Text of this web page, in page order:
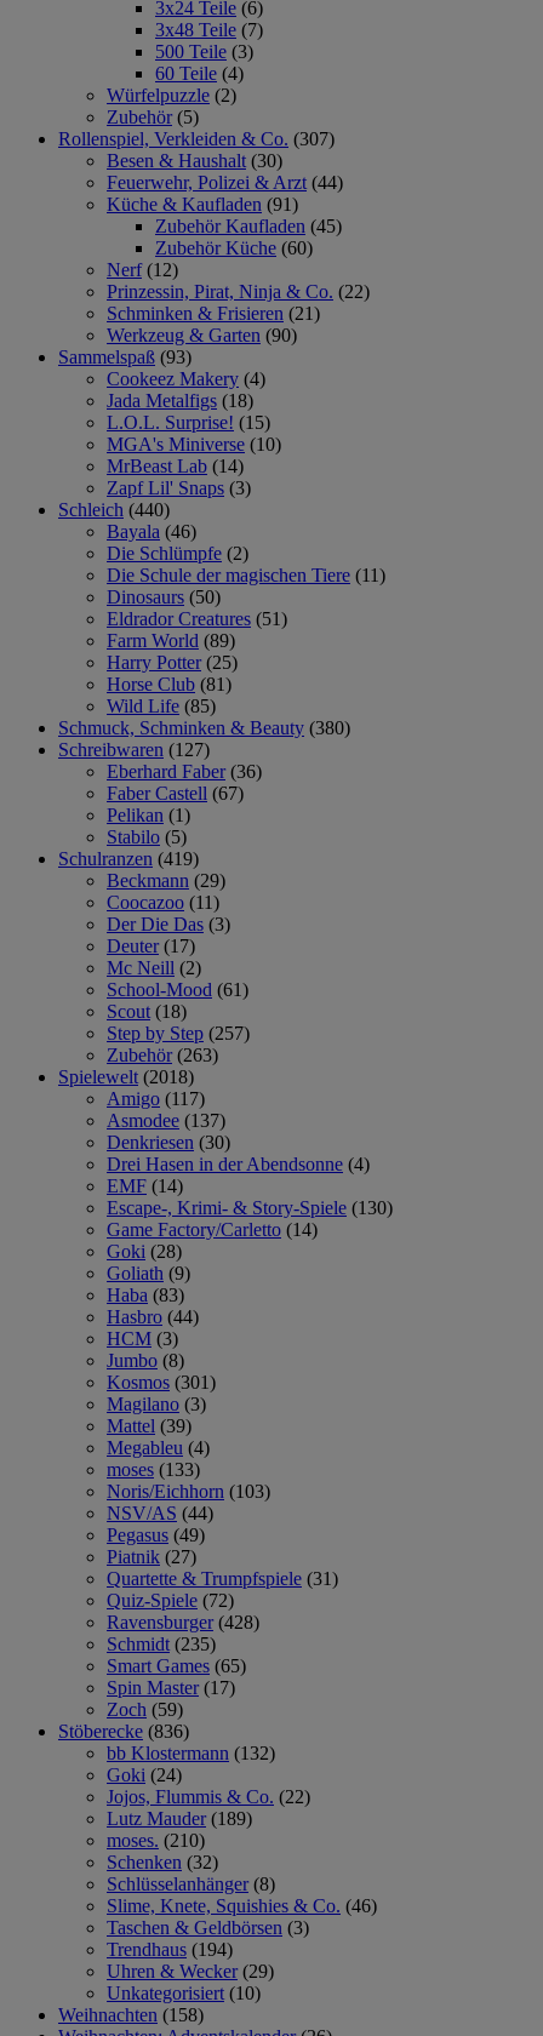
3x24 Teile (6)
3x48 Teile (7)
500 Teile (3)
60 Teile (4)
Würfelpuzzle (2)
Zubehör (5)
Rollenspiel, Verkleiden & Co. (307)
Besen & Haushalt (30)
Feuerwehr, Polizei & Arzt (44)
Küche & Kaufladen (91)
Zubehör Kaufladen (45)
Zubehör Küche (60)
Nerf (12)
Prinzessin, Pirat, Ninja & Co. (22)
Schminken & Frisieren (21)
Werkzeug & Garten (90)
Sammelspaß (93)
Cookeez Makery (4)
Jada Metalfigs (18)
L.O.L. Surprise! (15)
MGA's Miniverse (10)
MrBeast Lab (14)
Zapf Lil' Snaps (3)
Schleich (440)
Bayala (46)
Die Schlümpfe (2)
Die Schule der magischen Tiere (11)
Dinosaurs (50)
Eldrador Creatures (51)
Farm World (89)
Harry Potter (25)
Horse Club (81)
Wild Life (85)
Schmuck, Schminken & Beauty (380)
Schreibwaren (127)
Eberhard Faber (36)
Faber Castell (67)
Pelikan (1)
Stabilo (5)
Schulranzen (419)
Beckmann (29)
Coocazoo (11)
Der Die Das (3)
Deuter (17)
Mc Neill (2)
School-Mood (61)
Scout (18)
Step by Step (257)
Zubehör (263)
Spielewelt (2018)
Amigo (117)
Asmodee (137)
Denkriesen (30)
Drei Hasen in der Abendsonne (4)
EMF (14)
Escape-, Krimi- & Story-Spiele (130)
Game Factory/Carletto (14)
Goki (28)
Goliath (9)
Haba (83)
Hasbro (44)
HCM (3)
Jumbo (8)
Kosmos (301)
Magilano (3)
Mattel (39)
Megableu (4)
moses (133)
Noris/Eichhorn (103)
NSV/AS (44)
Pegasus (49)
Piatnik (27)
Quartette & Trumpfspiele (31)
Quiz-Spiele (72)
Ravensburger (428)
Schmidt (235)
Smart Games (65)
Spin Master (17)
Zoch (59)
Stöberecke (836)
bb Klostermann (132)
Goki (24)
Jojos, Flummis & Co. (22)
Lutz Mauder (189)
moses. (210)
Schenken (32)
Schlüsselanhänger (8)
Slime, Knete, Squishies & Co. (46)
Taschen & Geldbörsen (3)
Trendhaus (194)
Uhren & Wecker (29)
Unkategorisiert (10)
Weihnachten (158)